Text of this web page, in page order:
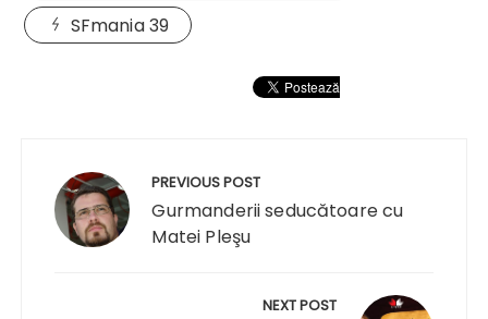
SFmania 39
articole
PREVIOUS POST
Gurmanderii seducătoare cu
Matei Pleşu
NEXT POST